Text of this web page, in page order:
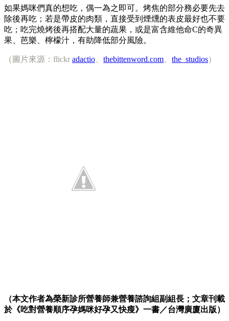
如果媽咪們真的想吃，偶一為之即可。烤焦的部分務必要先去
除後再吃；若是帶皮的肉類，直接受到煙燻的表皮最好也不要
吃；吃完燒烤後再搭配大量的蔬果，或是富含維他命C的奇異
果、芭樂、檸檬汁，有助降低部分風險。
（圖片來源：flickr adactio thebittenword.com the_studios）
（本文作者為榮新診所營養師兼營養諮詢組副組長；文章刊載
於《吃對營養順序孕媽咪好孕又快瘦》一書／台灣廣廈出版）